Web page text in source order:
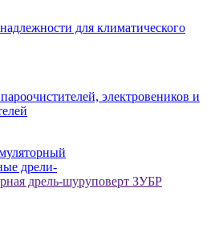
для климатического
электровеников и
дрели-
дрель-шуруповерт ЗУБР